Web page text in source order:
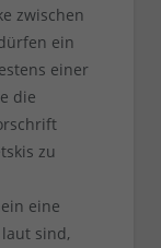
zwischen
ein
einer
die
zu
eine
sind,